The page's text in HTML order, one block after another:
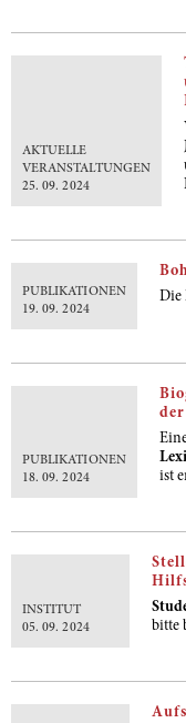
AKTUELLE
VERANSTALTUNGEN
25. 09. 2024
PUBLIKATIONEN
19. 09. 2024
Die
PUBLIKATIONEN
18. 09. 2024
ist
INSTITUT
05. 09. 2024
bitte